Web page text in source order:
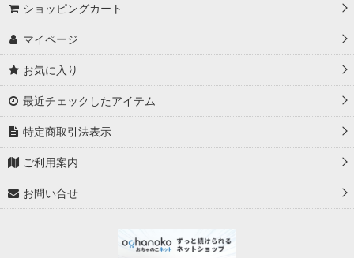
ショッピングカート
マイページ
お気に入り
最近チェックしたアイテム
特定商取引法表示
ご利用案内
お問い合せ